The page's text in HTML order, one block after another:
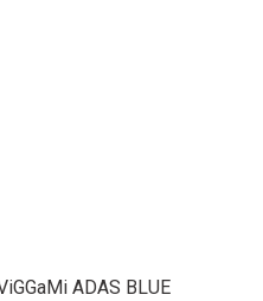
ADAS BLUE